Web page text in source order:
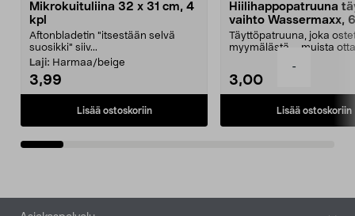
-
Mikrokuituliina 32 x 31 cm, 4
kpl
Aftonbladetin "itsestään selvä
suosikki" siiv...
Laji: Harmaa/beige
3,99
Lisää ostoskoriin
Hiilihappopatruuna
vaihto Wassermaxx,
Täyttöpatruuna, joka
myymälästä – muista
3,00
Lisää ostoskoriin
Alatunniste